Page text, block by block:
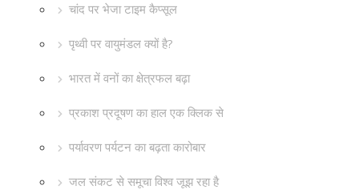
चांद पर भेजा टाइम कैप्सूल
पृथ्वी पर वायुमंडल क्यों है?
भारत में वनों का क्षेत्रफल बढ़ा
प्रकाश प्रदूषण का हाल एक क्लिक से
पर्यावरण पर्यटन का बढ़ता कारोबार
जल संकट से समूचा विश्व जूझ रहा है